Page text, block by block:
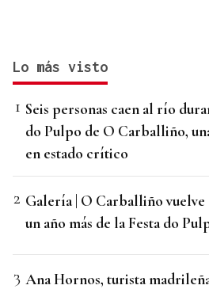
Lo más visto
Seis personas caen al río
do Pulpo de O Carballiño,
en estado crítico
Galería | O Carballiño vuelve
un año más de la Festa do
Ana Hornos, turista